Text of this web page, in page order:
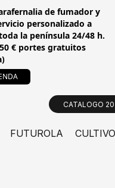
de fumador y
personalizado a
la península 24/48 h.
€ portes gratuitos
CATALOGO
FUTUROLA